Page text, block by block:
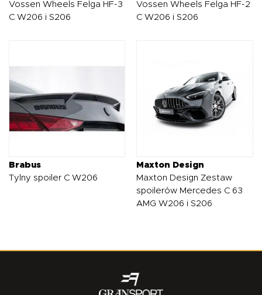
Vossen Wheels Felga HF-3
C W206 i S206
Vossen Wheels Felga HF-2
C W206 i S206
Brabus
Tylny spoiler C W206
Maxton Design
Maxton Design Zestaw
spoilerów Mercedes C 63
AMG W206 i S206